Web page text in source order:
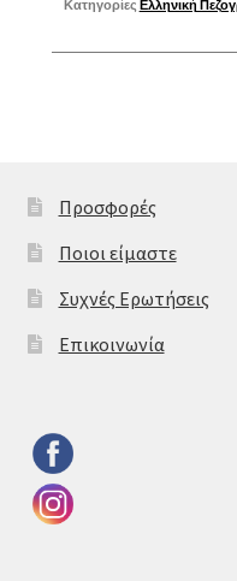
Κατηγορίες Ελληνική
Προσφορές
Ποιοι είμαστε
Συχνές Ερωτήσεις
Επικοινωνία